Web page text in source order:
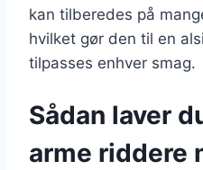
kan tilberedes på
hvilket gør den til en
tilpasses enhver smag.
Sådan laver
arme riddere